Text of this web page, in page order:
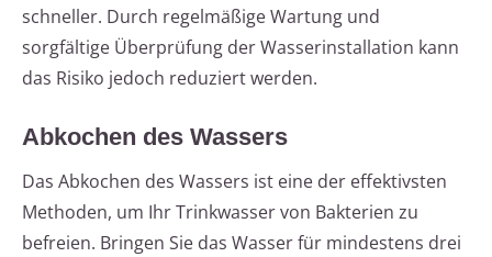
schneller. Durch regelmäßige Wartung und
sorgfältige Überprüfung der Wasserinstallation kann
das Risiko jedoch reduziert werden.
Abkochen des Wassers
Das Abkochen des Wassers ist eine der effektivsten
Methoden, um Ihr Trinkwasser von Bakterien zu
befreien. Bringen Sie das Wasser für mindestens drei